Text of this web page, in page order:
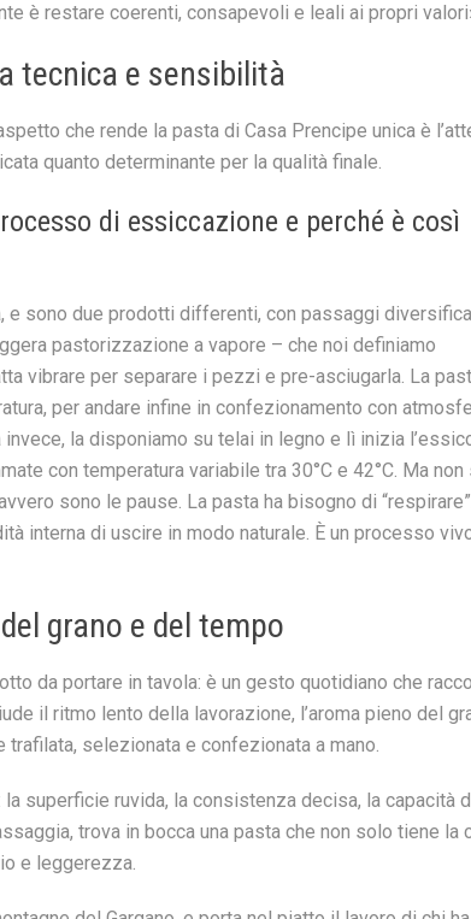
è restare coerenti, consapevoli e leali ai propri
tecnica e sensibilità
che rende la pasta di Casa Prencipe unica è
quanto determinante per la qualità finale.
di essiccazione e perché è così
e sono due prodotti differenti, con passaggi
pastorizzazione a vapore – che noi definiamo
vibrare per separare i pezzi e pre-asciugarla. La
per andare infine in confezionamento con
la disponiamo su telai in legno e lì inizia
con temperatura variabile tra 30°C e 42°C. Ma non
sono le pause. La pasta ha bisogno di
interna di uscire in modo naturale. È un processo
grano e del tempo
da portare in tavola: è un gesto quotidiano che
il ritmo lento della lavorazione, l’aroma pieno del
selezionata e confezionata a mano.
superficie ruvida, la consistenza decisa, la capacità
trova in bocca una pasta che non solo tiene la
e leggerezza.